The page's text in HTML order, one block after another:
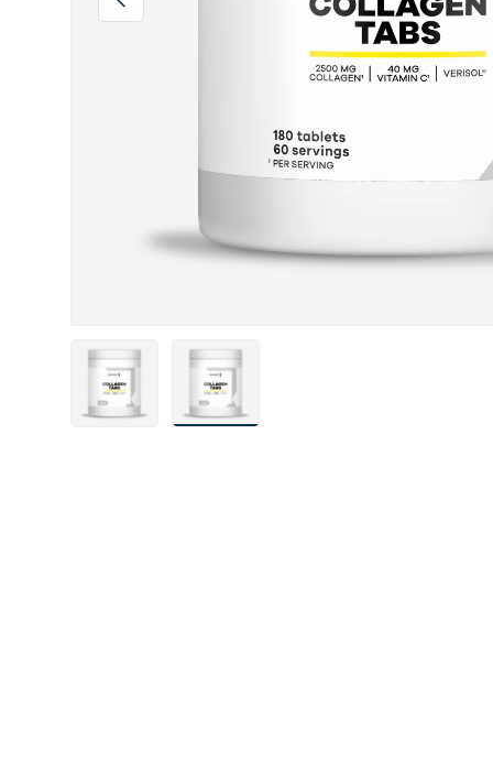
Carica immagine 1 nella visualizzazione galleria
Carica immagine 2 nella